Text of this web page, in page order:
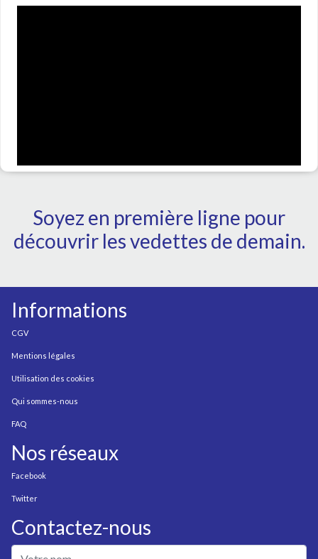
Soyez en première ligne pour
découvrir les vedettes de demain.
Informations
CGV
Mentions légales
Utilisation des cookies
Qui sommes-nous
FAQ
Nos réseaux
Facebook
Twitter
Contactez-nous